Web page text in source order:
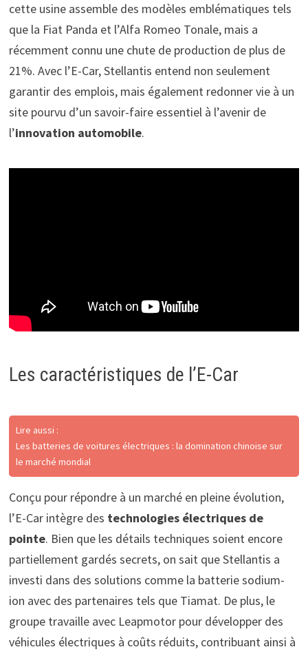
cette usine assemble des modèles emblématiques tels
que la Fiat Panda et l’Alfa Romeo Tonale, mais a
récemment connu une chute de production de plus de
21%. Avec l’E-Car, Stellantis entend non seulement
garantir des emplois, mais également redonner vie à un
site pourvu d’un savoir-faire essentiel à l’avenir de
l’innovation automobile.
Les caractéristiques de l’E-Car
Lire aussi :
Les batteries de voitures électriques : la domination chinoise sur
le marché mondial
Conçu pour répondre à un marché en pleine évolution,
l’E-Car intègre des technologies électriques de
pointe. Bien que les détails techniques soient encore
partiellement gardés secrets, on sait que Stellantis a
investi dans des solutions comme la batterie sodium-
ion avec des partenaires tels que Tiamat. De plus, le
groupe travaille avec Leapmotor pour développer des
véhicules électriques à coûts réduits, contribuant ainsi à